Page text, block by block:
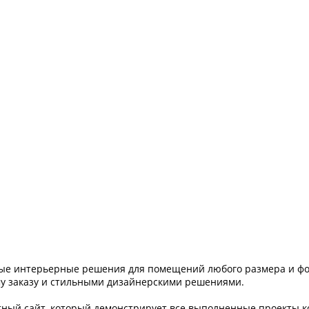
интерьерные решения для помещений любого размера и
заказу и стильными дизайнерскими решениями.